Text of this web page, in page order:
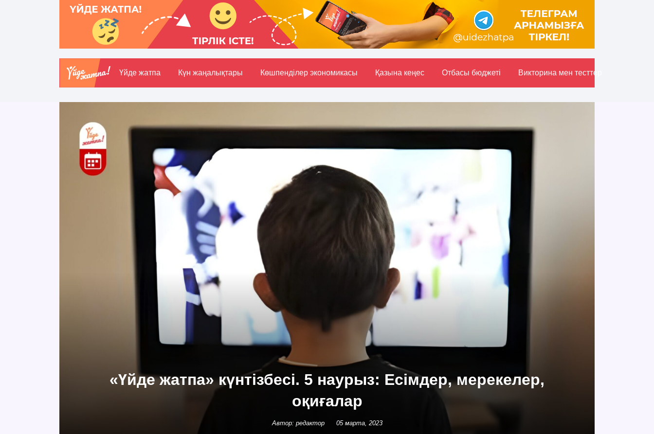
Үйде жатпа Күн жаңалықтары Көшпенділер экономикасы Қазына кеңес Отбасы бюджетi Викторина мен тесттер
«Үйде жатпа» күнтізбесі. 5 наурыз: Есімдер, мерекелер,
оқиғалар
Автор: редактор 05 марта, 2023